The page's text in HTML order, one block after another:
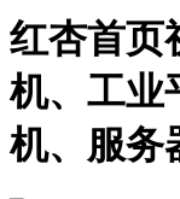
红杏首页
机、工
机、服